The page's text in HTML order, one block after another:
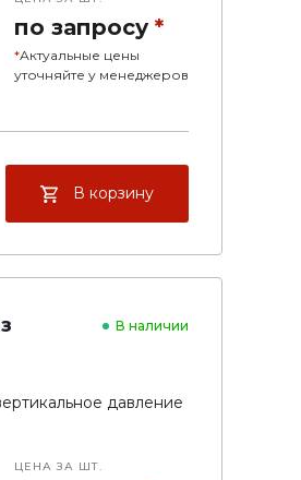
по запросу *
*Актуальные цены
уточняйте у менеджеров
В корзину
В наличии
давление
ЦЕНА ЗА ШТ.